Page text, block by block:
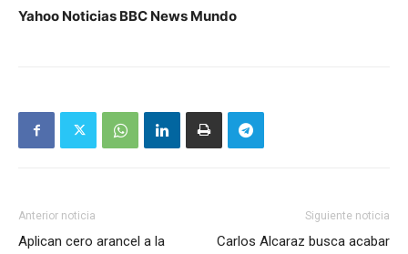
Yahoo Noticias BBC News Mundo
Anterior noticia
Aplican cero arancel a la
Siguiente noticia
Carlos Alcaraz busca acabar